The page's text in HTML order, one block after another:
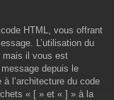
HTML, vous offrant
L’utilisation du
mais il vous est
depuis le
l’architecture du code
« [ » et « ] » à la